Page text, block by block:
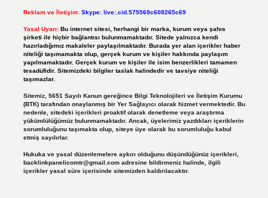
Reklam ve İletişim: Skype: live:.cid.575569c608265c69
Yasal Uyarı: Bu internet sitesi, herhangi bir marka, kurum veya şahıs
şirketi ile hiçbir bağlantısı bulunmamaktadır. Sitede yalnızca kendi
hazırladığımız makaleler paylaşılmaktadır. Burada yer alan içerikler haber
niteliği taşımamakta olup, gerçek kurum ve kişiler hakkında paylaşım
yapılmamaktadır. Gerçek kurum ve kişiler ile isim benzerlikleri tamamen
tesadüfidir. Sitemizdeki bilgiler taslak halindedir ve tavsiye niteliği
taşımazlar.
Sitemiz, 5651 Sayılı Kanun gereğince Bilgi Teknolojileri ve İletişim Kurumu
(BTK) tarafından onaylanmış bir Yer Sağlayıcı olarak hizmet vermektedir. Bu
nedenle, sitedeki içerikleri proaktif olarak denetleme veya araştırma
yükümlülüğümüz bulunmamaktadır. Ancak, üyelerimiz yazdıkları içeriklerin
sorumluluğunu taşımakta olup, siteye üye olarak bu sorumluluğu kabul
etmiş sayılırlar.
Hukuka ve yasal düzenlemelere aykırı olduğunu düşündüğünüz içerikleri,
backlinkpanelicomtr@gmail.comadresine bildirmeniz halinde, ilgili
içerikler yasal süre içerisinde sitemizden kaldırılacaktır.